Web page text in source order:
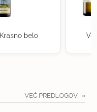
Krasno belo
VEČ PREDLOGOV